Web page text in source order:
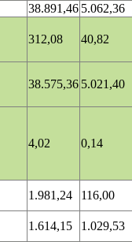
38.891,46 5.062,36
312,08 40,82
38.575,36 5.021,40
4,02 0,14
1.981,24
116,00
1.614,15
1.029,53